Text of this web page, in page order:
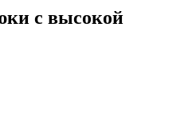
с высокой